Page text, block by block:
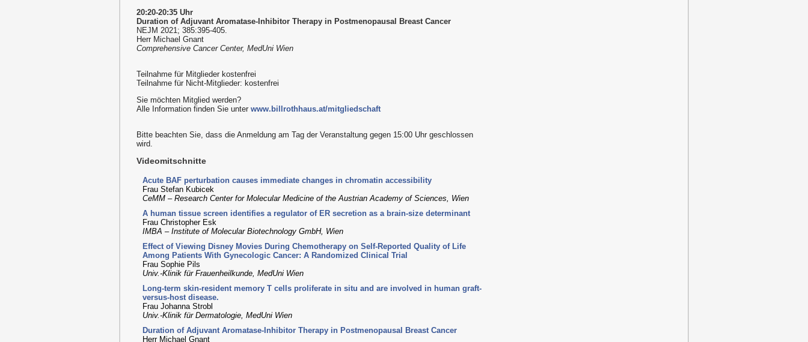
20:20-20:35 Uhr
Duration of Adjuvant Aromatase-Inhibitor Therapy in Postmenopausal Breast Cancer
NEJM 2021; 385:395-405.
Herr Michael Gnant
Comprehensive Cancer Center, MedUni Wien
Teilnahme für Mitglieder kostenfrei
Teilnahme für Nicht-Mitglieder: kostenfrei
Sie möchten Mitglied werden?
Alle Information finden Sie unter www.billrothhaus.at/mitgliedschaft
Bitte beachten Sie, dass die Anmeldung am Tag der Veranstaltung gegen 15:00 Uhr geschlossen
wird.
Videomitschnitte
Acute BAF perturbation causes immediate changes in chromatin accessibility
Frau Stefan Kubicek
CeMM – Research Center for Molecular Medicine of the Austrian Academy of Sciences, Wien
A human tissue screen identifies a regulator of ER secretion as a brain-size determinant
Frau Christopher Esk
IMBA – Institute of Molecular Biotechnology GmbH, Wien
Effect of Viewing Disney Movies During Chemotherapy on Self-Reported Quality of Life
Among Patients With Gynecologic Cancer: A Randomized Clinical Trial
Frau Sophie Pils
Univ.-Klinik für Frauenheilkunde, MedUni Wien
Long-term skin-resident memory T cells proliferate in situ and are involved in human graft-
versus-host disease.
Frau Johanna Strobl
Univ.-Klinik für Dermatologie, MedUni Wien
Duration of Adjuvant Aromatase-Inhibitor Therapy in Postmenopausal Breast Cancer
Herr Michael Gnant